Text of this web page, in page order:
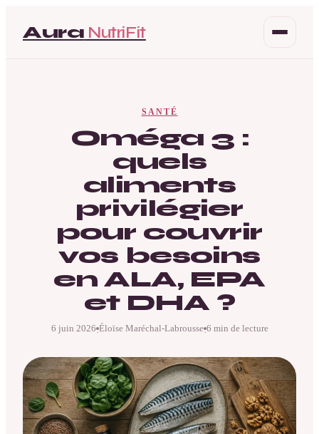
Aura NutriFit
SANTÉ
Oméga 3 :
quels
aliments
privilégier
pour couvrir
vos besoins
en ALA, EPA
et DHA ?
6 juin 2026·Éloïse Maréchal-Labrousse·6 min de lecture